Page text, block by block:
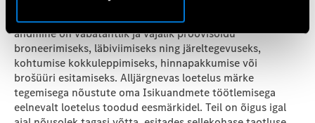
salvestatakse ja kasutatakse vastavalt meie
Privaatsuspoliitikas seatud tingimustele. Isikuandmete
andmine on vabatahtlik ja vajalik proovisõidu
broneerimiseks, läbiviimiseks ning järeltegevuseks,
kohtumise kokkuleppimiseks, hinnapakkumise või
brošüüri esitamiseks. Alljärgnevas loetelus märke
tegemisega nõustute oma Isikuandmete töötlemisega
eelnevalt loetelus toodud eesmärkidel. Teil on õigus igal